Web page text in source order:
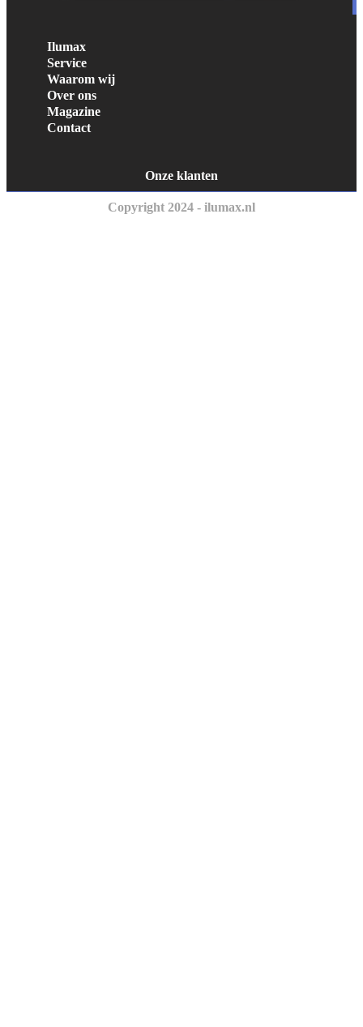
Ilumax
Service
Waarom wij
Over ons
Magazine
Contact
Onze klanten
Copyright 2024 - ilumax.nl